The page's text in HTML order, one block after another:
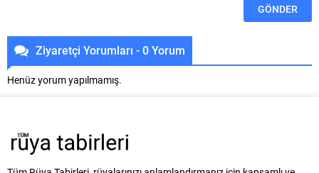
Ziyaretçi Yorumları - 0 Yorum
Henüz yorum yapılmamış.